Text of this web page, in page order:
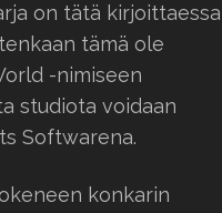
on tätä kirjoittaessa
tämä ole
-nimiseen
studiota voidaan
Softwarena.
konkarin